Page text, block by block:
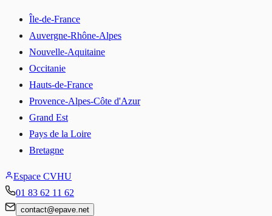
Île-de-France
Auvergne-Rhône-Alpes
Nouvelle-Aquitaine
Occitanie
Hauts-de-France
Provence-Alpes-Côte d'Azur
Grand Est
Pays de la Loire
Bretagne
Espace CVHU
01 83 62 11 62
contact@epave.net